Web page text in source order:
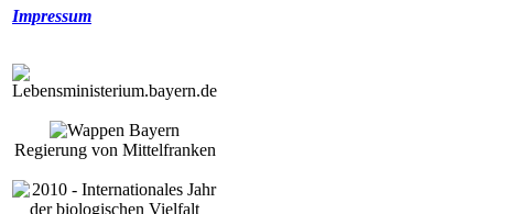
Impressum
Regierung von Mittelfranken